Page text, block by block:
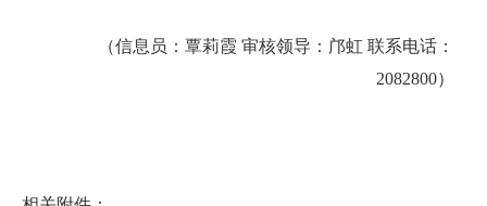
（信息员：覃莉霞 审核领导：邝虹 联系电话：
2082800）